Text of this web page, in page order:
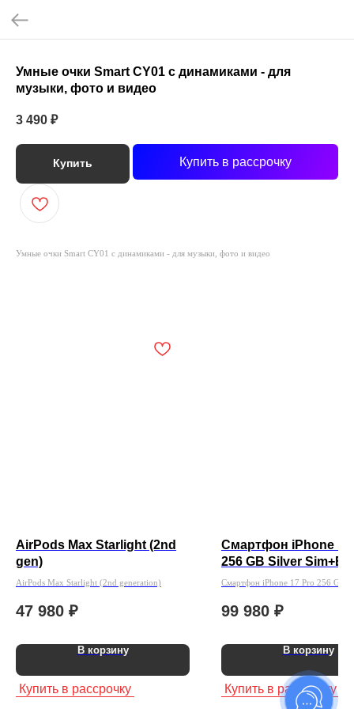
Умные очки Smart CY01 с динамиками - для
музыки, фото и видео
3 490 ₽
Купить Купить в рассрочку
Умные очки Smart CY01 с динамиками - для музыки, фото и видео
AirPods Max Starlight (2nd
gen)
AirPods Max Starlight (2nd generation)
47 980 ₽
В корзину
Купить в рассрочку
Смартфон iPhone 17
256 GB Silver
без Rustore )
Смартфон iPhone 17 Pro 256 GB
99 980 ₽
В корзину
Купить в рассрочку